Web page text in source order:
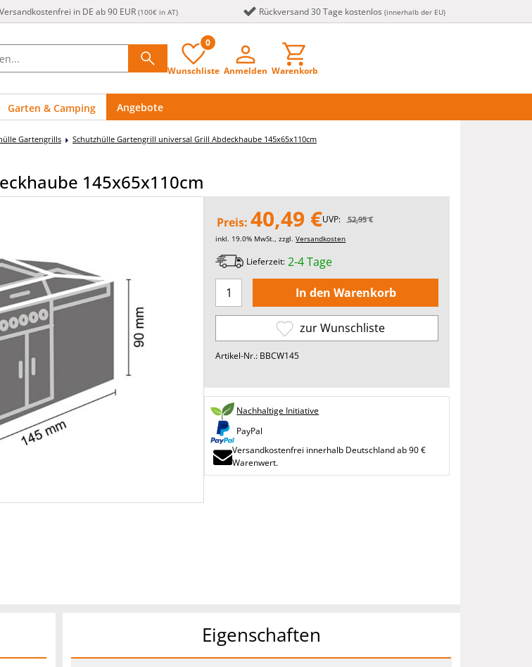
Versandkostenfrei in DE ab 90 EUR (100€ in AT) Rückversand 30 Tage kostenlos (innerhalb der EU)
0
Wunschliste Anmelden Warenkorb
Garten & Camping Angebote
Gartengrills Schutzhülle Gartengrill universal Grill Abdeckhaube 145x65x110cm
145x65x110cm
Preis:40,49 €UVP: 52,95 €
inkl. 19.0% MwSt., zzgl.Versandkosten
Lieferzeit: 2-4 Tage
zur Wunschliste
Artikel-Nr.: BBCW145
Nachhaltige Initiative
PayPal
Versandkostenfrei innerhalb Deutschland ab 90 €
Warenwert.
Eigenschaften